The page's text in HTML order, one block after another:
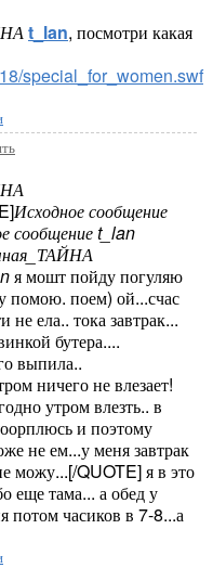
t_lan, посмотри какая
special_for_women.swf
Исходное сообщение
сообщение t_lan
я мошт пойду погуляю
помою. поем) ой...счас
ела.. тока завтрак...
бутера....
выпила..
ничего не влезает!
утром влезть.. в
и поэтому
не ем...у меня завтрак
можу...[/QUOTE] я в это
еще тама... а обед у
потом часиков в 7-8...а